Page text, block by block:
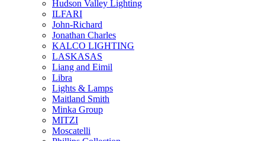
Hudson Valley Lighting
ILFARI
John-Richard
Jonathan Charles
KALCO LIGHTING
LASKASAS
Liang and Eimil
Libra
Lights & Lamps
Maitland Smith
Minka Group
MITZI
Moscatelli